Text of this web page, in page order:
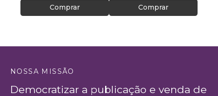
Comprar Comprar
NOSSA MISSÃO
Democratizar a publicação e venda de